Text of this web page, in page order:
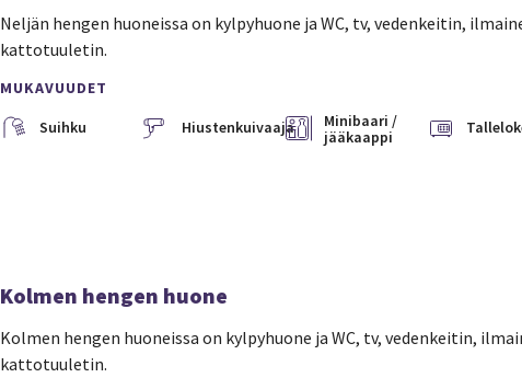
Neljän hengen huoneissa on kylpyhuone ja WC, tv, vedenkeitin,
kattotuuletin.
MUKAVUUDET
Suihku
Hiustenkuivaaja
Minibaari /
jääkaappi
Kolmen hengen huone
Kolmen hengen huoneissa on kylpyhuone ja WC, tv, vedenkeitin,
kattotuuletin.